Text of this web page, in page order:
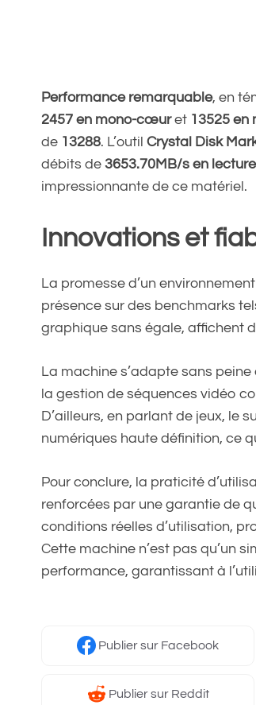
Performance remarquable, en
2457 en mono-cœuret 13525
de 13288. L’outil Crystal Disk
débits de 3653.70MB/s en lecture
impressionnante de ce matériel.
Innovations et
La promesse d’un
présence sur des benchmarks
graphique sans égale, affichent
La machine s’adapte sans
la gestion de séquences vidéo
D’ailleurs, en parlant de jeux, le
numériques haute définition, ce
Pour conclure, la praticité
renforcées par une garantie de
conditions réelles d’utilisation,
Cette machine n’est pas qu’un
performance, garantissant à
Publiersur Facebook
Publiersur Reddit